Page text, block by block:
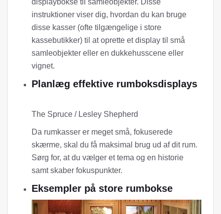
instruktioner viser dig, hvordan du kan bruge
disse kasser (ofte tilgængelige i store
kassebutikker) til at oprette et display til små
samleobjekter eller en dukkehusscene eller
vignet.
Planlæg effektive rumboksdisplays
The Spruce / Lesley Shepherd
Da rumkasser er meget små, fokuserede
skærme, skal du få maksimal brug ud af dit rum.
Sørg for, at du vælger et tema og en historie
samt skaber fokuspunkter.
Eksempler på store rumbokse